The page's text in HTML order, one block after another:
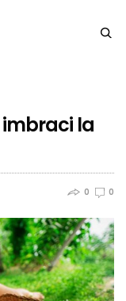
la
0 0